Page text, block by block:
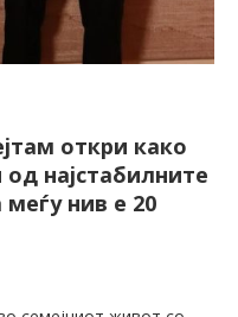
откри како
најстабилните
нив е 20